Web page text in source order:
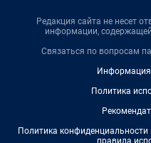
Редакция сайта не несет
информации,
Связаться по вопросам
Информация
Политика
Политика
правила